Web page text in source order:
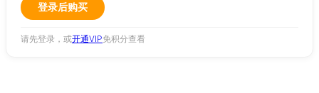
登录后购买
请先登录，或开通VIP免积分查看